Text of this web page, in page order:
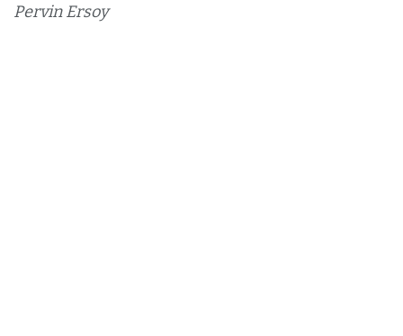
Pervin Ersoy